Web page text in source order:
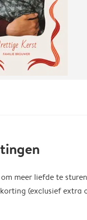
meer liefde te
(exclusief extra